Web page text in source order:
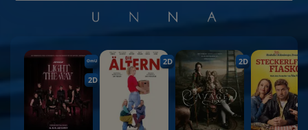
OmU
2D
2D 2D